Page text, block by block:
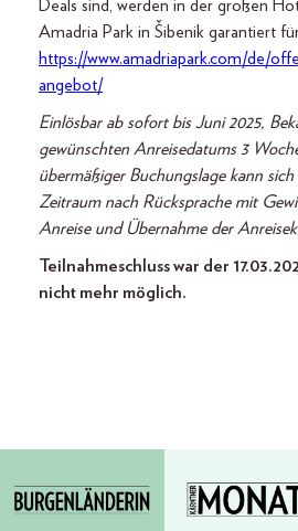
Deals sind, werden in der großen
Amadria Park in Šibenik garantiert
https://www.amadriapark.com/de/
angebot/
Einlösbar ab sofort bis Juni 2025,
gewünschten Anreisedatums 3
übermäßiger Buchungslage kann
Zeitraum nach Rücksprache mit
Anreise und Übernahme der
Teilnahmeschluss war der
nicht mehr möglich.